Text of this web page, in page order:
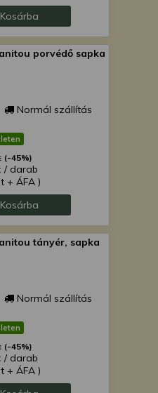
Kosárba
porvédő sapka
Normál szállítás
(-45%)
/ darab
+ ÁFA )
Kosárba
tányér, sapka
Normál szállítás
(-45%)
/ darab
+ ÁFA )